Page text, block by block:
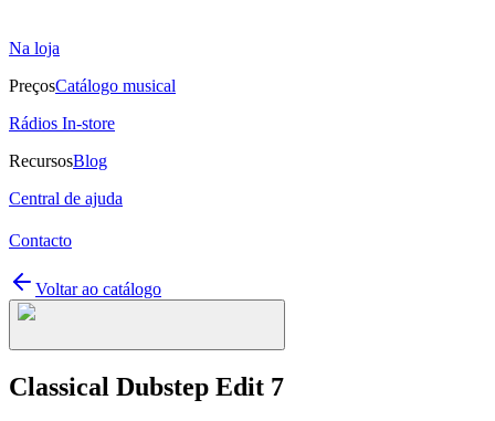
Na loja
PreçosCatálogo musical
Rádios In-store
RecursosBlog
Central de ajuda
Contacto
Voltar ao catálogo
Classical Dubstep Edit 7